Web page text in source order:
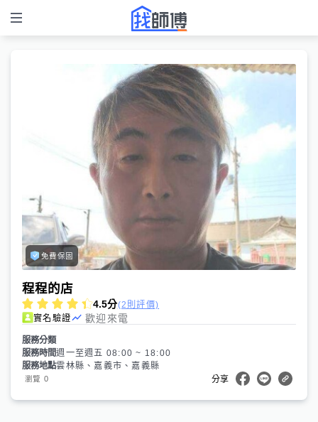
免費保固
程程的店
4.5分(2則評價)
實名驗證
歡迎來電
服務分類
服務時間週一至週五 08:00 ~ 18:00
服務地點雲林縣、嘉義市、嘉義縣
瀏覽 0 分享